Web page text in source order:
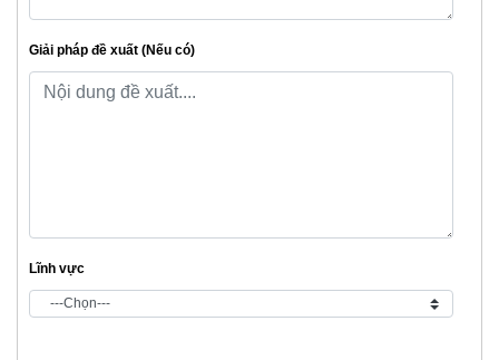
Giải pháp đề xuất (Nếu có)
Lĩnh vực